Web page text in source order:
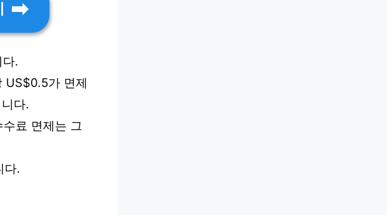
.
US$0.5가 면제
다.
료 면제는 그
다.